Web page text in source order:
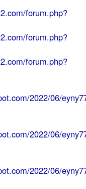
forum.php?
forum.php?
forum.php?
2022/06/
2022/06/
2022/06/